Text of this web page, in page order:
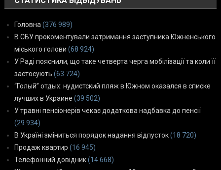
Головна (376 989)
В СБУ прокоментували затримання заступника Южненського
міського голови (68 924)
У Раді пояснили, що таке четверта черга мобілізації та коли її
застосують (63 724)
“Голый” отдых: нудистский пляж в Южном оказался в списке
лучших в Украине (39 502)
У травні пенсіонерів чекає додаткова надбавка до пенсії
(29 934)
В Україні зміниться порядок надання відпусток(18 720)
Продаж квартир (16 945)
Телефонний довідник(14 668)